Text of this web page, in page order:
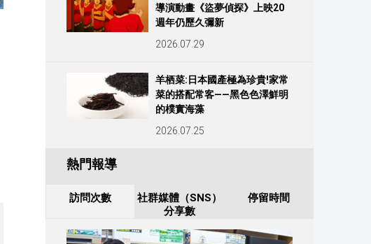
導演動畫《盜夢偵探》上映20
週年仍歷久彌新
2026.07.29
羊栖菜:日本國產極為珍貴!家常
菜的搭配常客——黑色色澤鮮明
的樸實海藻
2026.07.25
熱門報導
訪問次數
社群媒體（SNS）
分享數
停留時間